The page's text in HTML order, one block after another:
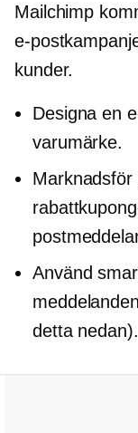
Mailchimp
e-
kunder.
Designa en
varumärke.
Marknadsför
Använd
detta nedan).